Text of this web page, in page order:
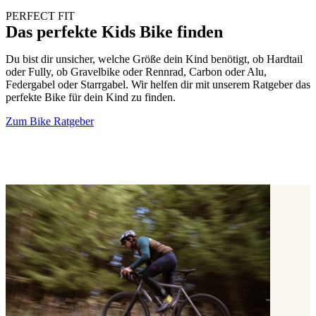
PERFECT FIT
Das perfekte Kids Bike finden
Du bist dir unsicher, welche Größe dein Kind benötigt, ob Hardtail
oder Fully, ob Gravelbike oder Rennrad, Carbon oder Alu,
Federgabel oder Starrgabel. Wir helfen dir mit unserem Ratgeber das
perfekte Bike für dein Kind zu finden.
Zum Bike Ratgeber